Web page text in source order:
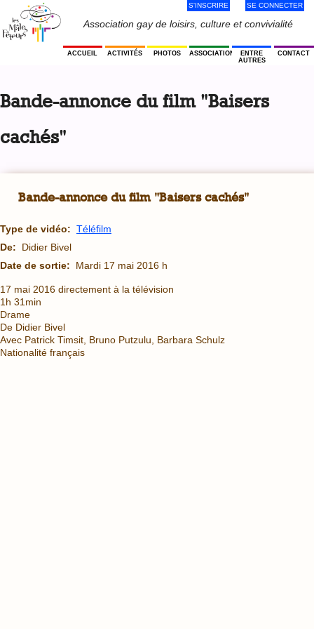
navigation
Association gay de loisirs, culture et convivialité
Menu
Utilisateur
S'INSCRIRE SE CONNECTER
ACCUEIL ACTIVITÉS PHOTOS ASSOCIATION
ENTRE
AUTRES
CONTACT
top
Bande-annonce du film "Baisers
cachés"
Bande-annonce du film "Baisers cachés"
Type de vidéo: Téléfilm
De:
Didier Bivel
Date de sortie:
Mardi 17 mai 2016 h
17 mai 2016 directement à la télévision
1h 31min
Drame
De Didier Bivel
Avec Patrick Timsit, Bruno Putzulu, Barbara Schulz
Nationalité français